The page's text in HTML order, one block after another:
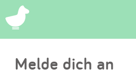
Suchen
Melde dich an